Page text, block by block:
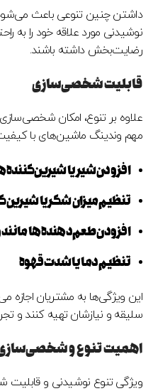
داشتن چنین تنوعی باعث
نوشیدنی مورد علاقه خود را به
رضایت‌بخش داشته باشند.
قابلیت شخصی‌سازی
علاوه بر تنوع، امکان
مهم وندینگ ماشین‌های با
افزودن شیر یا
تنظیم میزان شکر یا
افزودن طعم‌دهنده‌ها مانند
تنظیم دما یا شدت قهوه
این ویژگی‌ها به مشتریان اجازه
سلیقه و نیازشان تهیه کنند و
اهمیت تنوع و
ویژگی تنوع نوشیدنی و قابلیت